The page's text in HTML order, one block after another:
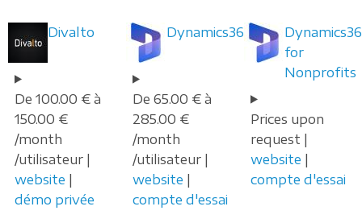
Divalto
De 100.00 € à
150.00 €
/month
/utilisateur |
website |
démo privée
Dynamics365
De 65.00 € à
285.00 €
/month
/utilisateur |
website |
compte d'essai
for
Nonprofits
Prices upon
request |
website |
compte d'essai